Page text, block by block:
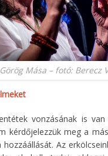
Görög Mása – fotó: Berecz
vonzásának is
kérdőjelezzük meg a
hozzáállását. Az